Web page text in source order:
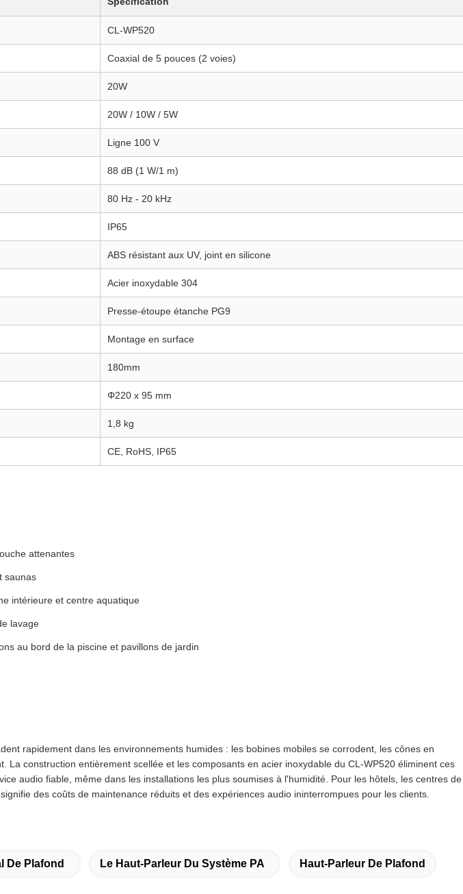
CL-WP520
Coaxial de 5 pouces (2 voies)
20W
20W / 10W / 5W
Ligne 100 V
88 dB (1 W/1 m)
80 Hz - 20 kHz
IP65
ABS résistant aux UV, joint en silicone
Acier inoxydable 304
Presse-étoupe étanche PG9
Montage en surface
180mm
Φ220 x 95 mm
1,8 kg
CE, RoHS, IP65
attenantes
saunas
intérieure et centre aquatique
lavage
au bord de la piscine et pavillons de jardin
rapidement dans les environnements humides : les bobines mobiles se corrodent, les cônes en
La construction entièrement scellée et les composants en acier inoxydable du CL-WP520 éliminent ces
audio fiable, même dans les installations les plus soumises à l'humidité. Pour les hôtels, les centres de
des coûts de maintenance réduits et des expériences audio ininterrompues pour les clients.
De Plafond Le Haut-Parleur Du Système PA Haut-Parleur De Plafond